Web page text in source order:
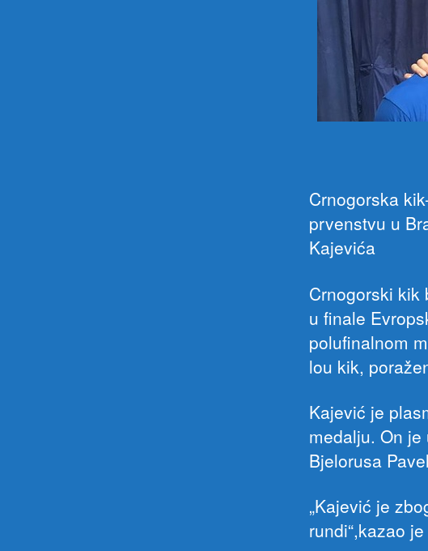
Crnogorska
prvenstvu u
Kajevića
Crnogorski kik
u finale
polufinalnom
lou kik,
Kajević je
medalju. On
Bjelorusa
„Kajević je
rundi“,kazao